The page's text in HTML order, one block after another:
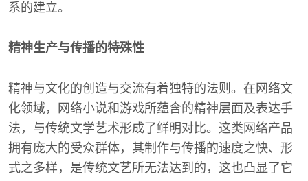
系的建立。
精神生产与传播的特殊性
精神与文化的创造与交流有着独特的法则。在网络文
化领域，网络小说和游戏所蕴含的精神层面及表达手
法，与传统文学艺术形成了鲜明对比。这类网络产品
拥有庞大的受众群体，其制作与传播的速度之快、形
式之多样，是传统文艺所无法达到的，这也凸显了它